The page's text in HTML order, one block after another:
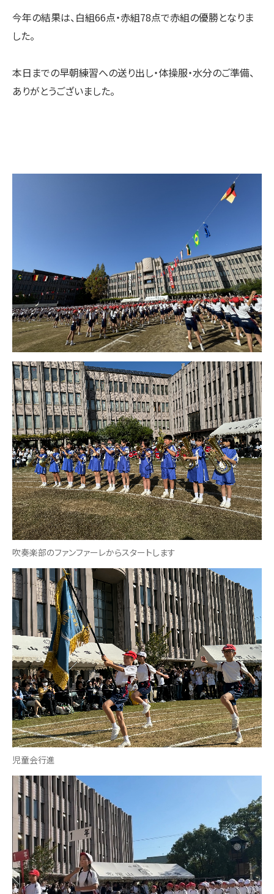
今年の結果は、白組66点・赤組78点で赤組の優勝となりま
した。
本日までの早朝練習への送り出し・体操服・水分のご準備、
ありがとうございました。
吹奏楽部のファンファーレからスタートします
児童会行進